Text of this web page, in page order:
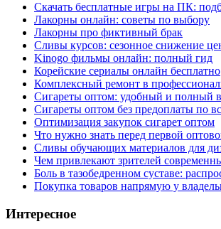
Скачать бесплатные игры на ПК:
Лакорны онлайн: советы по выбору
Лакорны про фиктивный брак
Сливы курсов: сезонное снижение
Kinogo фильмы онлайн: полный гид
Корейские сериалы онлайн бесплатно
Комплексный ремонт в
Сигареты оптом: удобный и полный
Сигареты оптом без предоплаты по
Оптимизация закупок сигарет оптом
Что нужно знать перед первой
Сливы обучающих материалов для
Чем привлекают зрителей
Боль в тазобедренном суставе:
Покупка товаров напрямую у
Интересное